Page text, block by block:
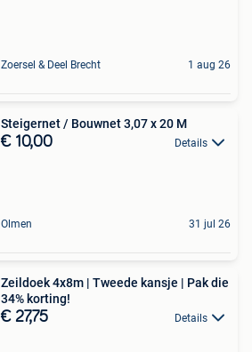
Zoersel & Deel Brecht 1 aug 26
Steigernet / Bouwnet 3,07 x 20 M
€ 10,00 Details
Olmen 31 jul 26
Zeildoek 4x8m | Tweede kansje | Pak die
34% korting!
€ 27,75 Details